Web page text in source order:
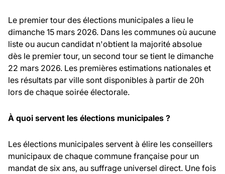
Le premier tour des élections municipales a lieu le
dimanche 15 mars 2026. Dans les communes où aucune
liste ou aucun candidat n'obtient la majorité absolue
dès le premier tour, un second tour se tient le dimanche
22 mars 2026. Les premières estimations nationales et
les résultats par ville sont disponibles à partir de 20h
lors de chaque soirée électorale.
À quoi servent les élections municipales ?
Les élections municipales servent à élire les conseillers
municipaux de chaque commune française pour un
mandat de six ans, au suffrage universel direct. Une fois